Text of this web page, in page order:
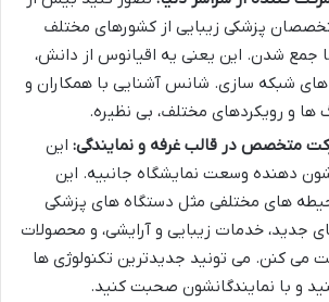
متخصصان پزشکی زیبایی از کشورهای مختلف
جمع شدن. این یعنی یه اقیانوس از دانش،
شبکه سازی. شانس آشنایی با همکاران و
ها و رویکردهای مختلف، بی نظیره.
این
دهنده وسعت نمایشگاه جانبیه. این
های مختلفی مثل دستگاه های پزشکی
جدید، خدمات زیبایی و آرایشی، و محصولات
می کنن. می تونید جدیدترین تکنولوژی ها
و با نمایندگانشون صحبت کنید.